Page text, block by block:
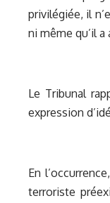
privilégiée, il
ni même qu’il
Le Tribunal
expression
En
terroriste